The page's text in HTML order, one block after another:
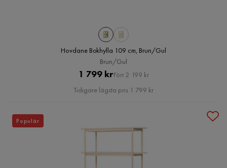
Hovdane Bokhylla 109 cm, Brun/Gul
Brun/Gul
Pris
1 799 krOriginal
Pris
Förr 2 199 kr
Tidigare lägsta pris 1 799 kr
Populär